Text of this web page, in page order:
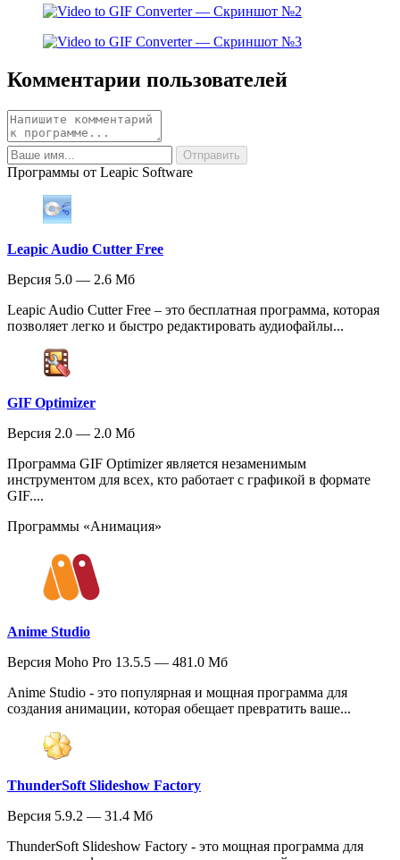
Комментарии пользователей
Программы от Leapic Software
Leapic Audio Cutter Free
Версия 5.0 — 2.6 Мб
Leapic Audio Cutter Free – это бесплатная программа, которая
позволяет легко и быстро редактировать аудиофайлы...
GIF Optimizer
Версия 2.0 — 2.0 Мб
Программа GIF Optimizer является незаменимым
инструментом для всех, кто работает с графикой в формате
GIF....
Программы «Анимация»
Anime Studio
Версия Moho Pro 13.5.5 — 481.0 Мб
Anime Studio - это популярная и мощная программа для
создания анимации, которая обещает превратить ваше...
ThunderSoft Slideshow Factory
Версия 5.9.2 — 31.4 Мб
ThunderSoft Slideshow Factory - это мощная программа для